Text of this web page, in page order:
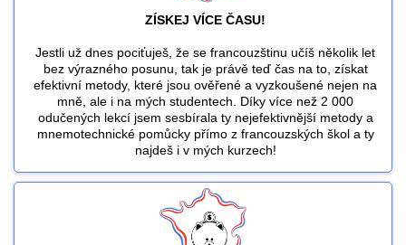
ZÍSKEJ VÍCE ČASU!
Jestli už dnes pociťuješ, že se francouzštinu učíš několik let
bez výrazného posunu, tak je právě teď čas na to, získat
efektivní metody, které jsou ověřené a vyzkoušené nejen na
mně, ale i na mých studentech. Díky více než 2 000
odučených lekcí jsem sesbírala ty nejefektivnější metody a
mnemotechnické pomůcky přímo z francouzských škol a ty
najdeš i v mých kurzech!